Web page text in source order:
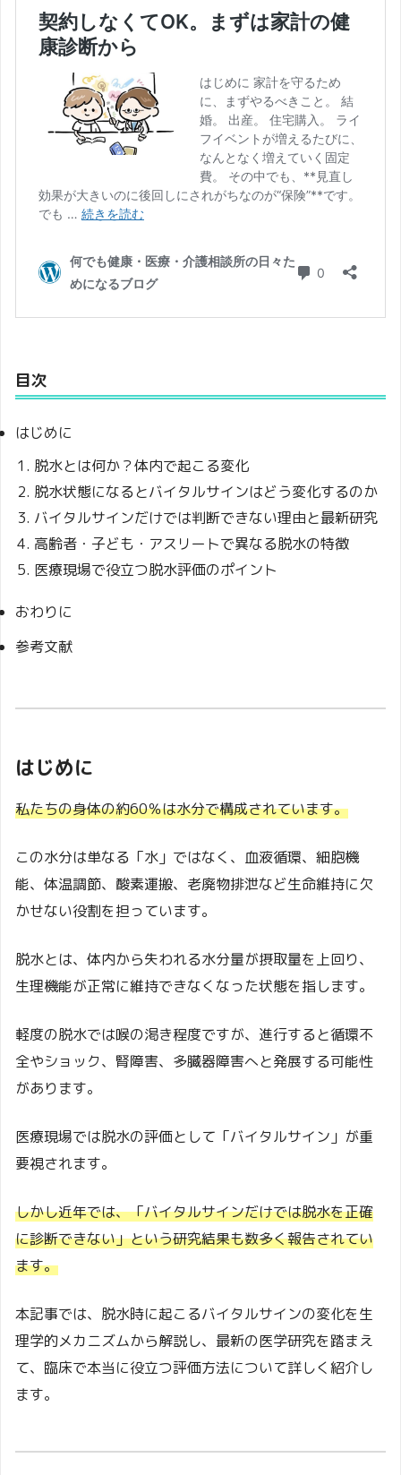
目次
はじめに
脱水とは何か？体内で起こる変化
脱水状態になるとバイタルサインはどう変化するのか
バイタルサインだけでは判断できない理由と最新研究
高齢者・子ども・アスリートで異なる脱水の特徴
医療現場で役立つ脱水評価のポイント
おわりに
参考文献
はじめに
私たちの身体の約60％は水分で構成されています。
この水分は単なる「水」ではなく、血液循環、細胞機
能、体温調節、酸素運搬、老廃物排泄など生命維持に欠
かせない役割を担っています。
脱水とは、体内から失われる水分量が摂取量を上回り、
生理機能が正常に維持できなくなった状態を指します。
軽度の脱水では喉の渇き程度ですが、進行すると循環不
全やショック、腎障害、多臓器障害へと発展する可能性
があります。
医療現場では脱水の評価として「バイタルサイン」が重
要視されます。
しかし近年では、「バイタルサインだけでは脱水を正確
に診断できない」という研究結果も数多く報告されてい
ます。
本記事では、脱水時に起こるバイタルサインの変化を生
理学的メカニズムから解説し、最新の医学研究を踏まえ
て、臨床で本当に役立つ評価方法について詳しく紹介し
ます。